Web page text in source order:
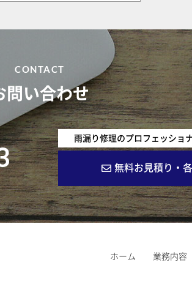
CONTACT
問い合わせ
雨漏り修理のプロフェッショ
無料お見積り・
ホーム 業務内容